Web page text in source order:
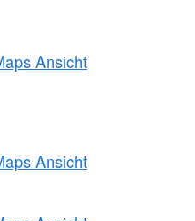
Ansicht
Ansicht